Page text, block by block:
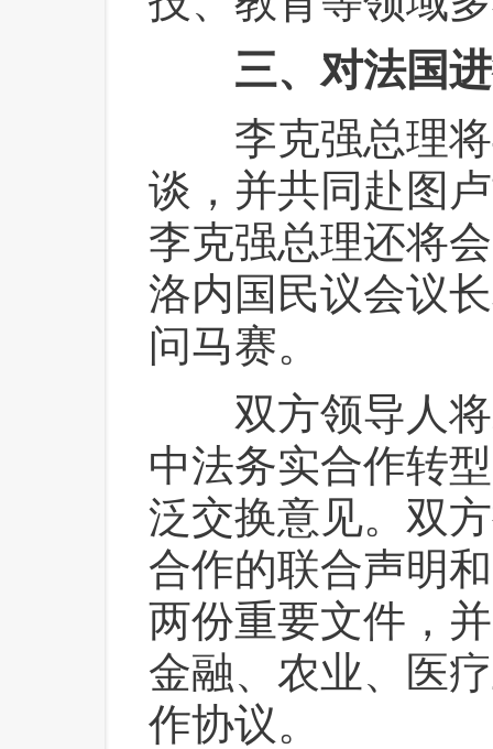
三、对法国
李克强总理将
谈，并共同赴图
李克强总理还将
洛内国民议会议
问马赛。
双方领导人将
中法务实合作转
泛交换意见。双
合作的联合声明
两份重要文件，
金融、农业、医
作协议。